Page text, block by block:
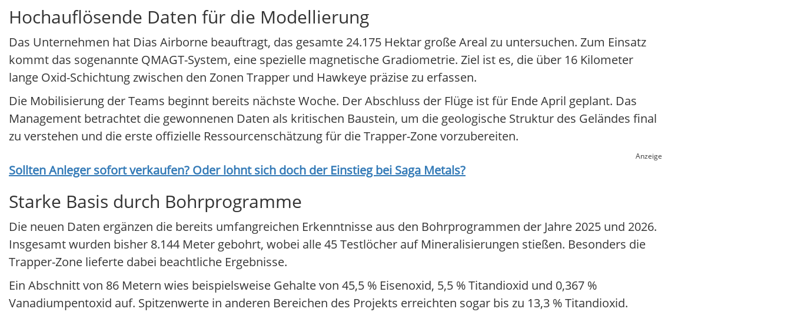
Hochauflösende Daten für die Modellierung
Das Unternehmen hat Dias Airborne beauftragt, das gesamte 24.175 Hektar große Areal zu untersuchen. Zum Einsatz
kommt das sogenannte QMAGT-System, eine spezielle magnetische Gradiometrie. Ziel ist es, die über 16 Kilometer
lange Oxid-Schichtung zwischen den Zonen Trapper und Hawkeye präzise zu erfassen.
Die Mobilisierung der Teams beginnt bereits nächste Woche. Der Abschluss der Flüge ist für Ende April geplant. Das
Management betrachtet die gewonnenen Daten als kritischen Baustein, um die geologische Struktur des Geländes final
zu verstehen und die erste offizielle Ressourcenschätzung für die Trapper-Zone vorzubereiten.
Anzeige
Sollten Anleger sofort verkaufen? Oder lohnt sich doch der Einstieg bei Saga Metals?
Starke Basis durch Bohrprogramme
Die neuen Daten ergänzen die bereits umfangreichen Erkenntnisse aus den Bohrprogrammen der Jahre 2025 und 2026.
Insgesamt wurden bisher 8.144 Meter gebohrt, wobei alle 45 Testlöcher auf Mineralisierungen stießen. Besonders die
Trapper-Zone lieferte dabei beachtliche Ergebnisse.
Ein Abschnitt von 86 Metern wies beispielsweise Gehalte von 45,5 % Eisenoxid, 5,5 % Titandioxid und 0,367 %
Vanadiumpentoxid auf. Spitzenwerte in anderen Bereichen des Projekts erreichten sogar bis zu 13,3 % Titandioxid.